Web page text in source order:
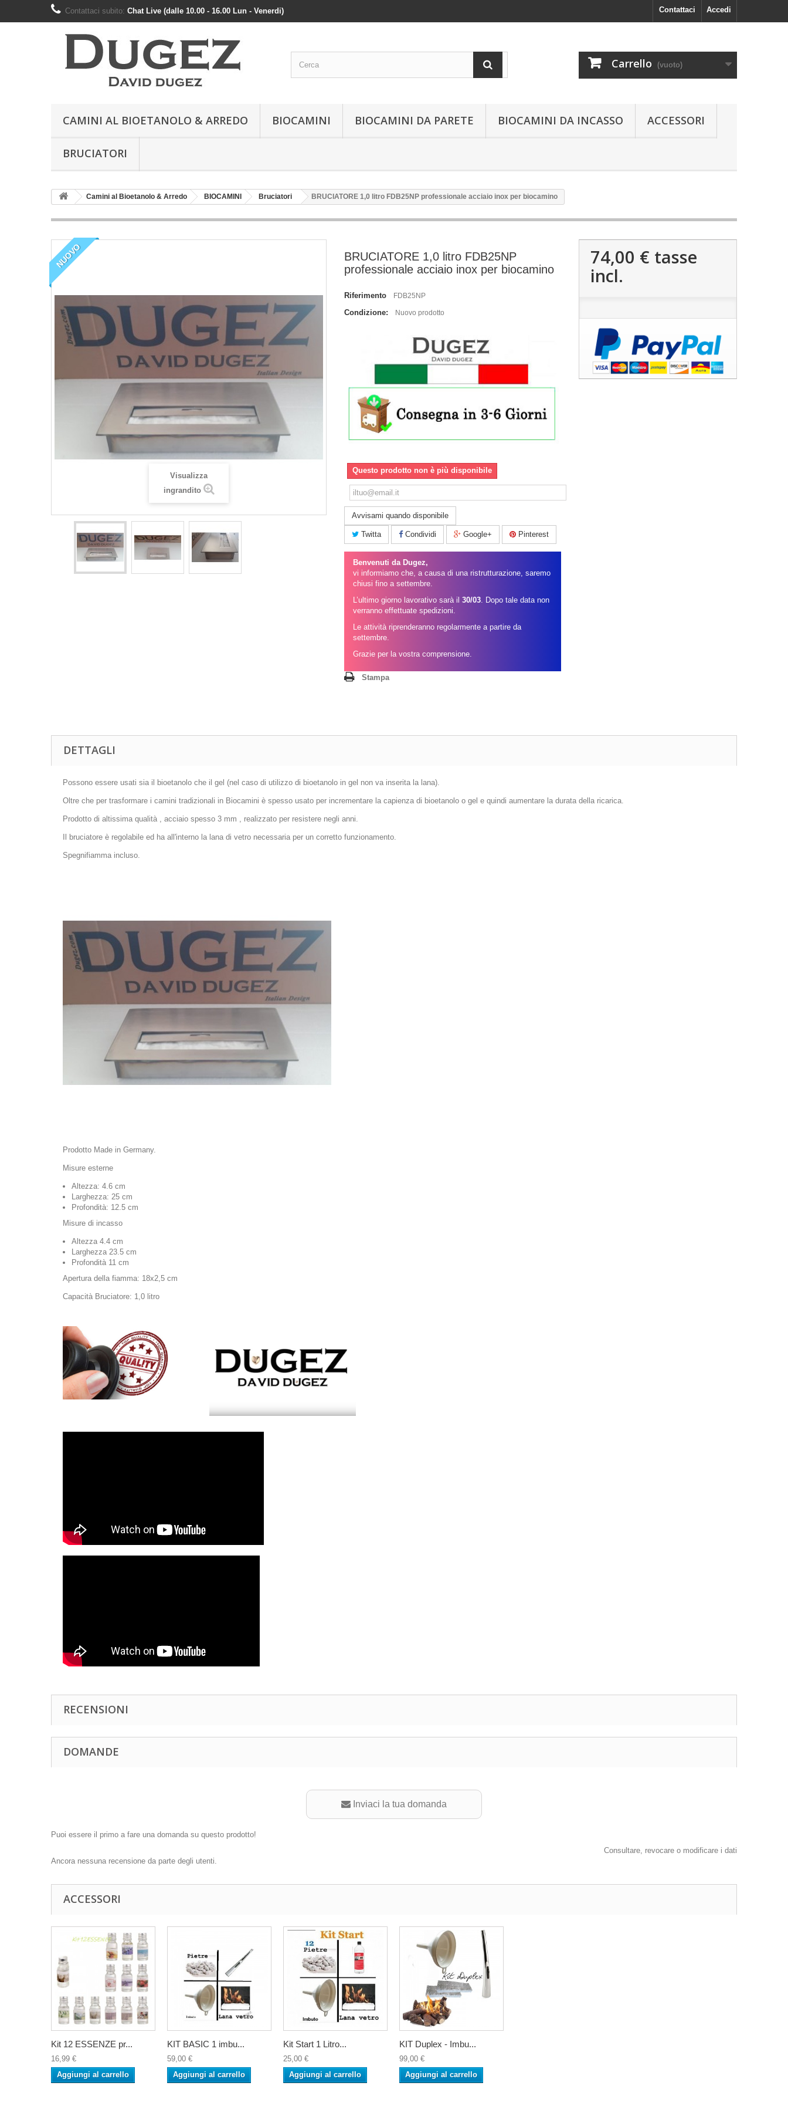
Accedi
Contattaci
Contattaci subito: Chat Live (dalle 10.00 - 16.00 Lun - Venerdi)
Carrello (vuoto)
CAMINI AL BIOETANOLO & ARREDO BIOCAMINI BIOCAMINI DA PARETE BIOCAMINI DA INCASSO ACCESSORI
BRUCIATORI
Camini al Bioetanolo & Arredo BIOCAMINI Bruciatori BRUCIATORE 1,0 litro FDB25NP professionale acciaio inox per biocamino
NUOVO
Visualizza
ingrandito
BRUCIATORE 1,0 litro FDB25NP
professionale acciaio inox per biocamino
Riferimento FDB25NP
Condizione: Nuovo prodotto
Questo prodotto non è più disponibile
Avvisami quando disponibile
Twitta Condividi Google+ Pinterest
Benvenuti da Dugez,
vi informiamo che, a causa di una ristrutturazione, saremo
chiusi fino a settembre.
L’ultimo giorno lavorativo sarà il 30/03. Dopo tale data non
verranno effettuate spedizioni.
Le attività riprenderanno regolarmente a partire da
settembre.
Grazie per la vostra comprensione.
Stampa
74,00 € tasse
incl.
DETTAGLI
Possono essere usati sia il bioetanolo che il gel (nel caso di utilizzo di bioetanolo in gel non va inserita la lana).
Oltre che per trasformare i camini tradizionali in Biocamini è spesso usato per incrementare la capienza di bioetanolo o gel e quindi aumentare la durata della ricarica.
Prodotto di altissima qualità , acciaio spesso 3 mm , realizzato per resistere negli anni.
Il bruciatore è regolabile ed ha all'interno la lana di vetro necessaria per un corretto funzionamento.
Spegnifiamma incluso.
Prodotto Made in Germany.
Misure esterne
Altezza: 4.6 cm
Larghezza: 25 cm
Profondità: 12.5 cm
Misure di incasso
Altezza 4.4 cm
Larghezza 23.5 cm
Profondità 11 cm
Apertura della fiamma: 18x2,5 cm
Capacità Bruciatore: 1,0 litro
RECENSIONI
DOMANDE
Inviaci la tua domanda
Puoi essere il primo a fare una domanda su questo prodotto!
Consultare, revocare o modificare i dati
Ancora nessuna recensione da parte degli utenti.
ACCESSORI
Kit 12 ESSENZE pr...
16,99 €
Aggiungi al carrello
KIT BASIC 1 imbu...
59,00 €
Aggiungi al carrello
Kit Start 1 Litro...
25,00 €
Aggiungi al carrello
KIT Duplex - Imbu...
99,00 €
Aggiungi al carrello